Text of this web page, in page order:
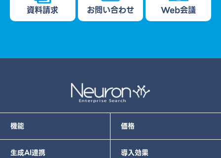
資料請求 お問い合わせ Web会議
機能 価格
生成AI連携 導入効果